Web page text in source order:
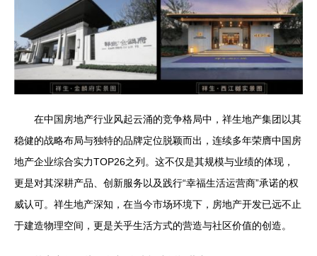
在中国房地产行业风起云涌的竞争格局中，祥生地产集团以其
稳健的战略布局与独特的品牌定位脱颖而出，连续多年荣膺中国房
地产企业综合实力TOP26之列。这不仅是其规模与业绩的体现，
更是对其深耕产品、创新服务以及践行“幸福生活运营商”承诺的权
威认可。祥生地产深知，在当今市场环境下，房地产开发已远不止
于建造物理空间，更是关乎生活方式的营造与社区价值的创造。